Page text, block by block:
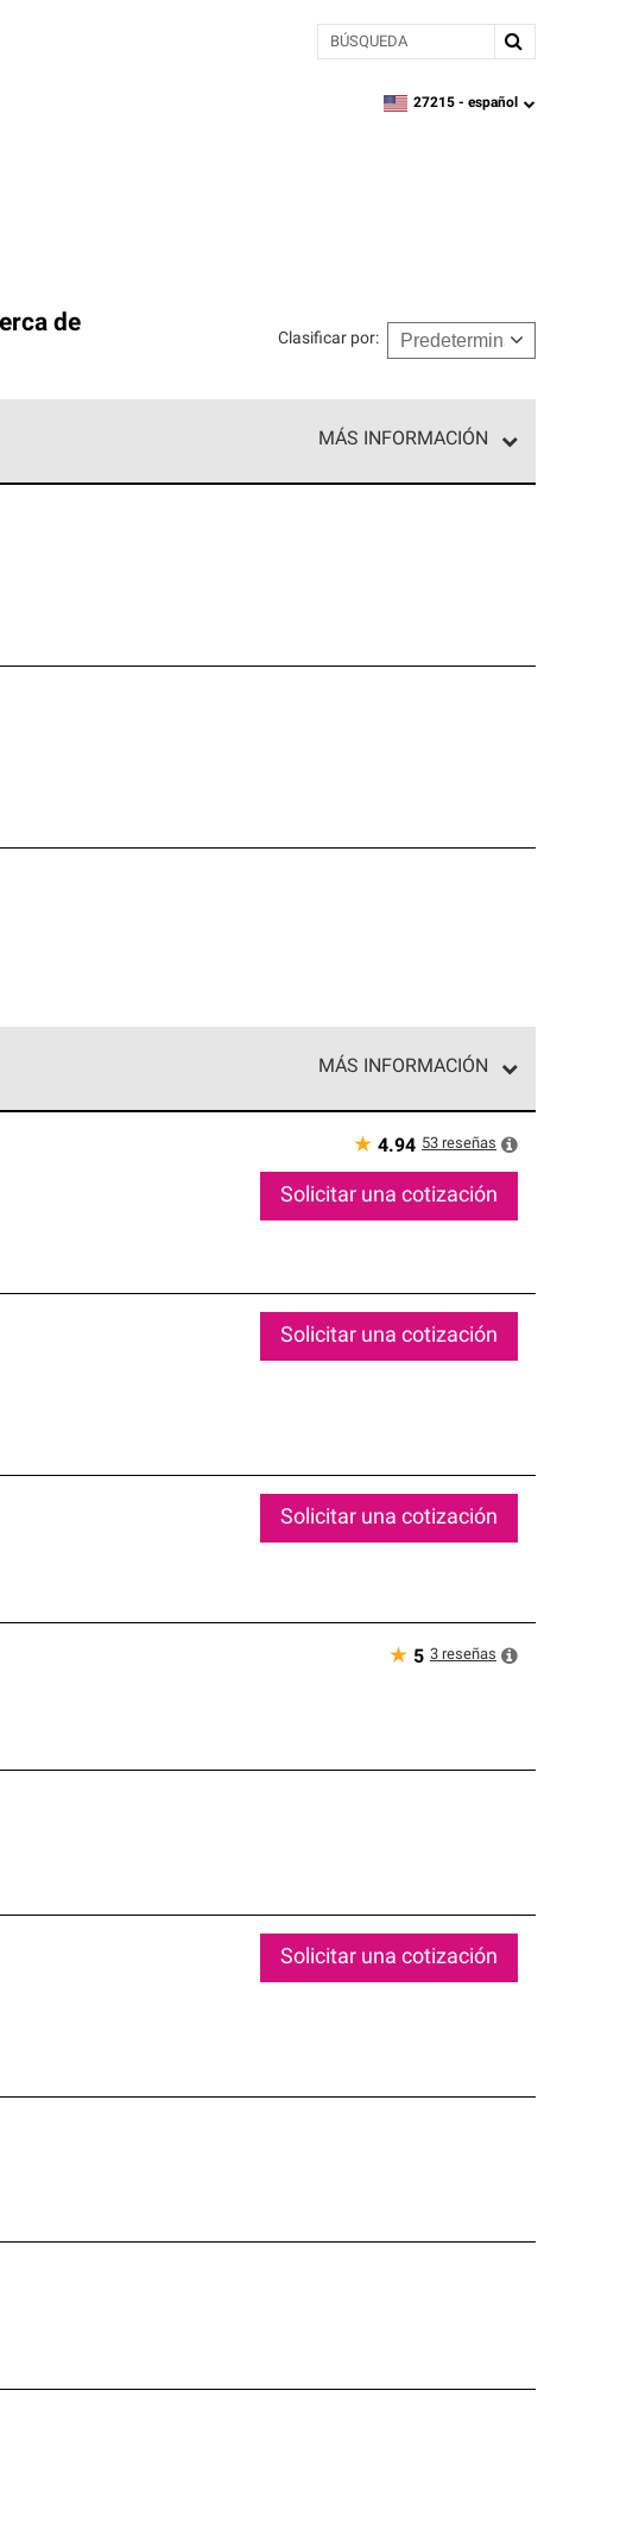
BÚSQUEDA
zipcode,language
27215 - español
de
Clasificar por:
MÁS INFORMACIÓN
y destreza incomparable. Solo ellos pueden
MÁS INFORMACIÓN
y confiabilidad.
★ 4.94 53 reseñas
Solicitar una cotización
Solicitar una cotización
Solicitar una cotización
★ 5 3 reseñas
Solicitar una cotización